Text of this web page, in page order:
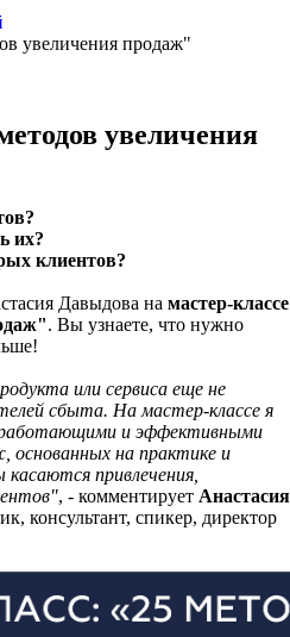
увеличения продаж"
увеличения
их?
клиентов?
Давыдова на мастер-классе
. Вы узнаете, что нужно
или сервиса еще не
сбыта. На мастер-классе я
работающими и эффективными
основанных на практике и
привлечения,
, - комментирует Анастасия
консультант, спикер, директор